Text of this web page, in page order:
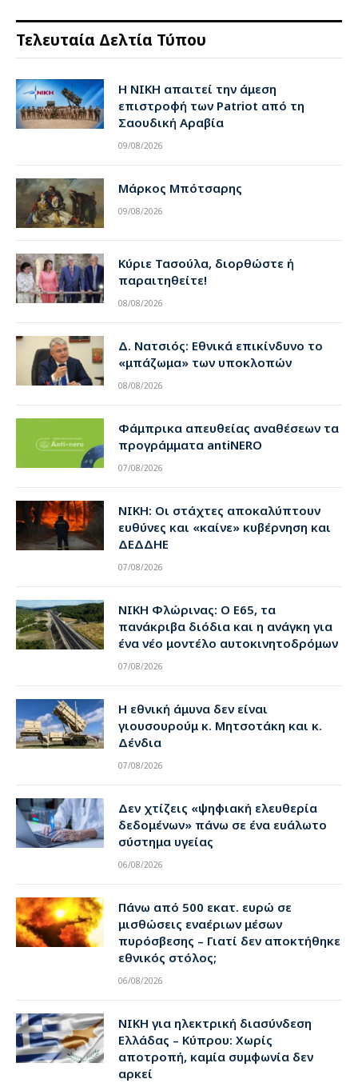
Τελευταία Δελτία Τύπου
Η ΝΙΚΗ απαιτεί την άμεση
επιστροφή των Patriot από τη
Σαουδική Αραβία
09/08/2026
Μάρκος Μπότσαρης
09/08/2026
Κύριε Τασούλα, διορθώστε ή
παραιτηθείτε!
08/08/2026
Δ. Νατσιός: Εθνικά επικίνδυνο το
«μπάζωμα» των υποκλοπών
08/08/2026
Φάμπρικα απευθείας αναθέσεων τα
προγράμματα antiNERO
07/08/2026
ΝΙΚΗ: Οι στάχτες αποκαλύπτουν
ευθύνες και «καίνε» κυβέρνηση και
ΔΕΔΔΗΕ
07/08/2026
ΝΙΚΗ Φλώρινας: Ο Ε65, τα
πανάκριβα διόδια και η ανάγκη για
ένα νέο μοντέλο αυτοκινητοδρόμων
07/08/2026
Η εθνική άμυνα δεν είναι
γιουσουρούμ κ. Μητσοτάκη και κ.
Δένδια
07/08/2026
Δεν χτίζεις «ψηφιακή ελευθερία
δεδομένων» πάνω σε ένα ευάλωτο
σύστημα υγείας
06/08/2026
Πάνω από 500 εκατ. ευρώ σε
μισθώσεις εναέριων μέσων
πυρόσβεσης – Γιατί δεν αποκτήθηκε
εθνικός στόλος;
06/08/2026
ΝΙΚΗ για ηλεκτρική διασύνδεση
Ελλάδας – Κύπρου: Χωρίς
αποτροπή, καμία συμφωνία δεν
αρκεί